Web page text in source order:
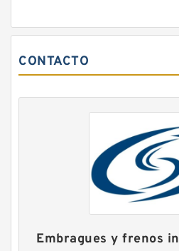
CONTACTO
Embragues y frenos